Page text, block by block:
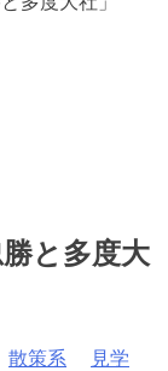
と多度大
散策系 見学